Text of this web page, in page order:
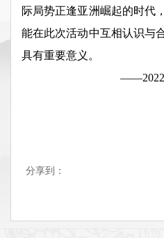
际局势正逢亚洲崛起的时代
能在此次活动中互相认识与
具有重要意义。
——2022
分享到：